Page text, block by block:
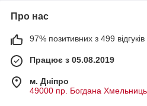
Про нас
97% позитивних з 499 відгуків
Працює з 05.08.2019
м. Дніпро
49000 пр. Богдана